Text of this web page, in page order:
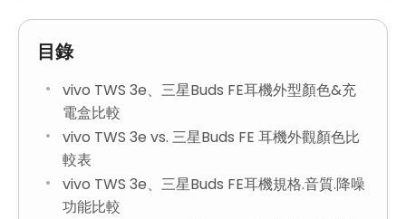
目錄
vivo TWS 3e、三星Buds FE耳機外型顏色&充
電盒比較
vivo TWS 3e vs. 三星Buds FE 耳機外觀顏色比
較表
vivo TWS 3e、三星Buds FE耳機規格.音質.降噪
功能比較